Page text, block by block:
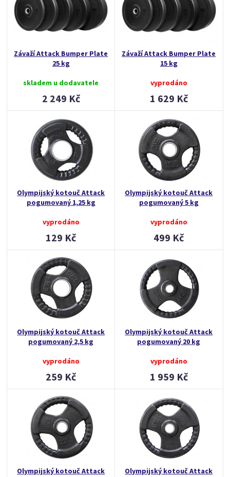
Závaží Attack Bumper Plate
25 kg
skladem u dodavatele
2 249 Kč
Závaží Attack Bumper Plate
15 kg
vyprodáno
1 629 Kč
Olympijský kotouč Attack
pogumovaný 1,25 kg
vyprodáno
129 Kč
Olympijský kotouč Attack
pogumovaný 5 kg
vyprodáno
499 Kč
Olympijský kotouč Attack
pogumovaný 2,5 kg
vyprodáno
259 Kč
Olympijský kotouč Attack
pogumovaný 20 kg
vyprodáno
1 959 Kč
Olympijský kotouč Attack
Olympijský kotouč Attack